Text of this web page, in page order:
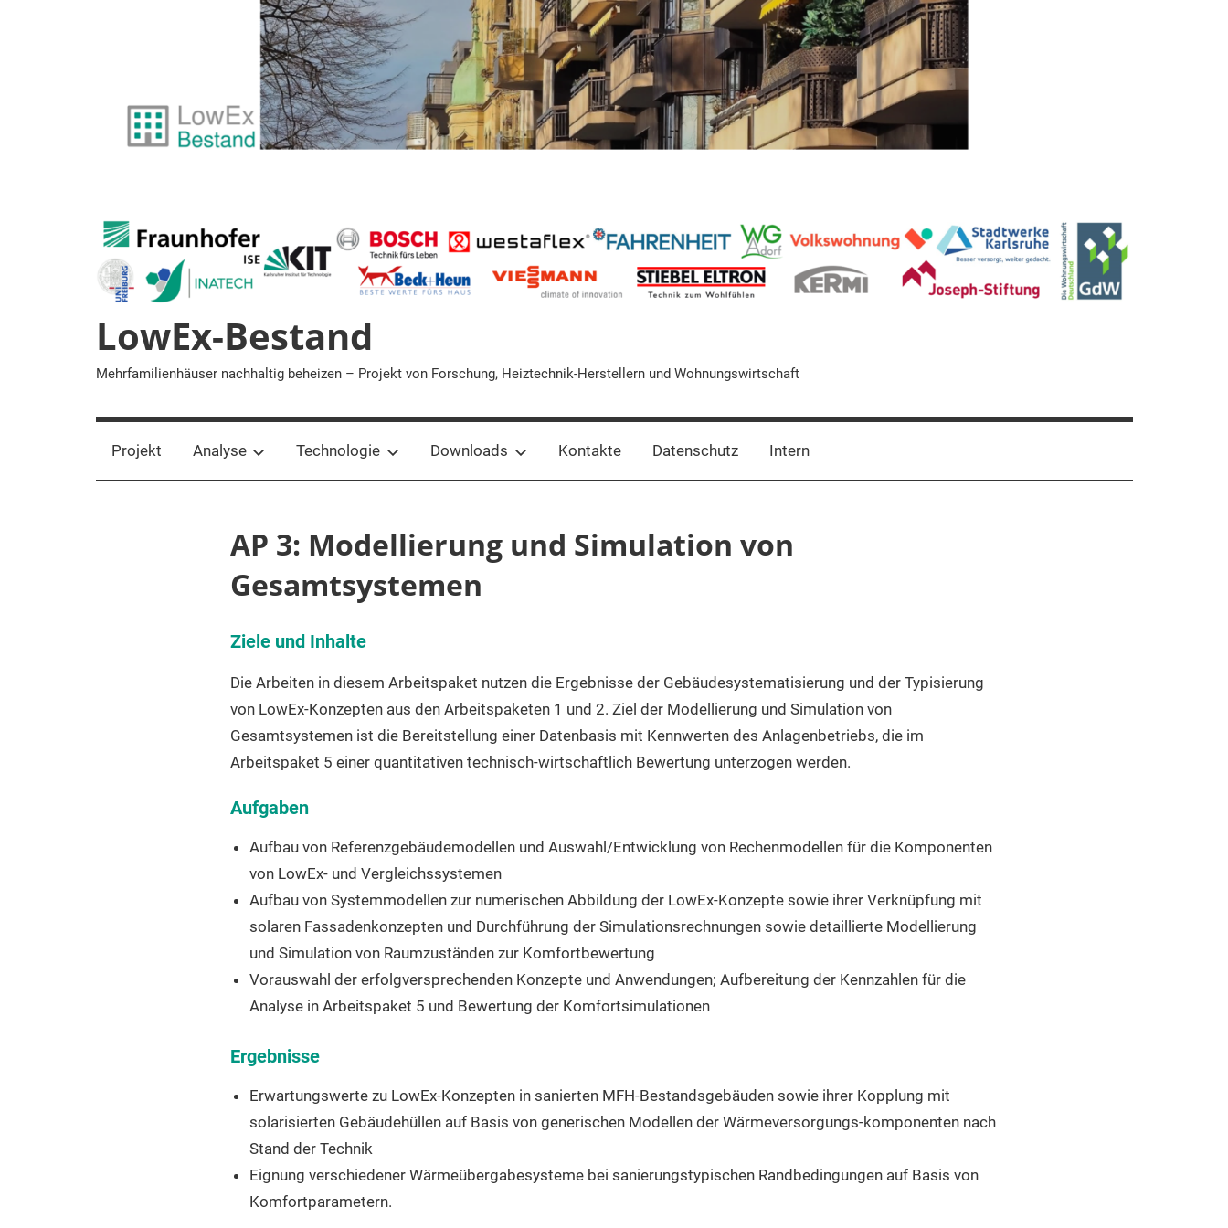
LowEx-Bestand
Mehrfamilienhäuser nachhaltig beheizen – Projekt von Forschung, Heiztechnik-Herstellern und Wohnungswirtschaft
Projekt Analyse Technologie Downloads Kontakte Datenschutz Intern
AP 3: Modellierung und Simulation von
Gesamtsystemen
Ziele und Inhalte
Die Arbeiten in diesem Arbeitspaket nutzen die Ergebnisse der Gebäudesystematisierung und der Typisierung
von LowEx-Konzepten aus den Arbeitspaketen 1 und 2. Ziel der Modellierung und Simulation von
Gesamtsystemen ist die Bereitstellung einer Datenbasis mit Kennwerten des Anlagenbetriebs, die im
Arbeitspaket 5 einer quantitativen technisch-wirtschaftlich Bewertung unterzogen werden.
Aufgaben
Aufbau von Referenzgebäudemodellen und Auswahl/Entwicklung von Rechenmodellen für die Komponenten
von LowEx- und Vergleichssystemen
Aufbau von Systemmodellen zur numerischen Abbildung der LowEx-Konzepte sowie ihrer Verknüpfung mit
solaren Fassadenkonzepten und Durchführung der Simulationsrechnungen sowie detaillierte Modellierung
und Simulation von Raumzuständen zur Komfortbewertung
Vorauswahl der erfolgversprechenden Konzepte und Anwendungen; Aufbereitung der Kennzahlen für die
Analyse in Arbeitspaket 5 und Bewertung der Komfortsimulationen
Ergebnisse
Erwartungswerte zu LowEx-Konzepten in sanierten MFH-Bestandsgebäuden sowie ihrer Kopplung mit
solarisierten Gebäudehüllen auf Basis von generischen Modellen der Wärmeversorgungs-komponenten nach
Stand der Technik
Eignung verschiedener Wärmeübergabesysteme bei sanierungstypischen Randbedingungen auf Basis von
Komfortparametern.